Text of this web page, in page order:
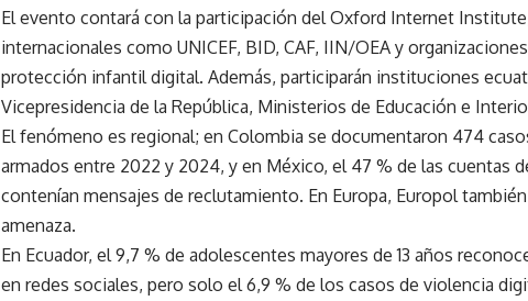
El evento contará con la participación del Oxford Internet
internacionales como UNICEF, BID, CAF, IIN/OEA y
protección infantil digital. Además, participarán instituciones
Vicepresidencia de la República, Ministerios de Educación e
El fenómeno es regional; en Colombia se documentaron 474
armados entre 2022 y 2024, y en México, el 47 % de las cuentas
contenían mensajes de reclutamiento. En Europa, Europol
amenaza.
En Ecuador, el 9,7 % de adolescentes mayores de 13 años
en redes sociales, pero solo el 6,9 % de los casos de violencia